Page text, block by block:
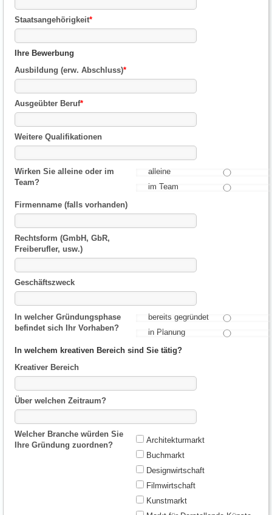
Staatsangehörigkeit*
Ihre Bewerbung
Ausbildung (erw. Abschluss)*
Ausgeübter Beruf*
Weitere Qualifikationen
Wirken Sie alleine oder im
Team?
alleine
im Team
Firmenname (falls vorhanden)
Rechtsform (GmbH, GbR,
Freiberufler, usw.)
Geschäftszweck
In welcher Gründungsphase
befindet sich Ihr Vorhaben?
bereits gegründet
in Planung
In welchem kreativen Bereich sind Sie tätig?
Kreativer Bereich
Über welchen Zeitraum?
Welcher Branche würden Sie
Ihre Gründung zuordnen?
Architekturmarkt
Buchmarkt
Designwirtschaft
Filmwirtschaft
Kunstmarkt